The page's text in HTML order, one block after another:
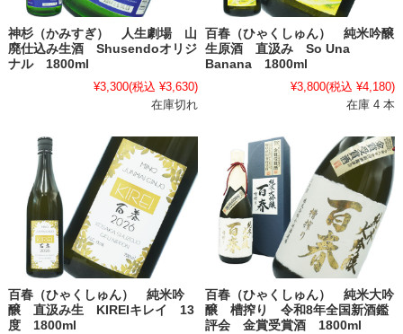
神杉（かみすぎ） 人生劇場 山
廃仕込み生酒 Shusendoオリジ
ナル 1800ml
¥3,300(税込 ¥3,630)
在庫切れ
百春（ひゃくしゅん） 純米吟醸
生原酒 直汲み So Una
Banana 1800ml
¥3,800(税込 ¥4,180)
在庫 4 本
百春（ひゃくしゅん） 純米吟
醸 直汲み生 KIREIキレイ 13
度 1800ml
百春（ひゃくしゅん） 純米大吟
醸 槽搾り 令和8年全国新酒鑑
評会 金賞受賞酒 1800ml